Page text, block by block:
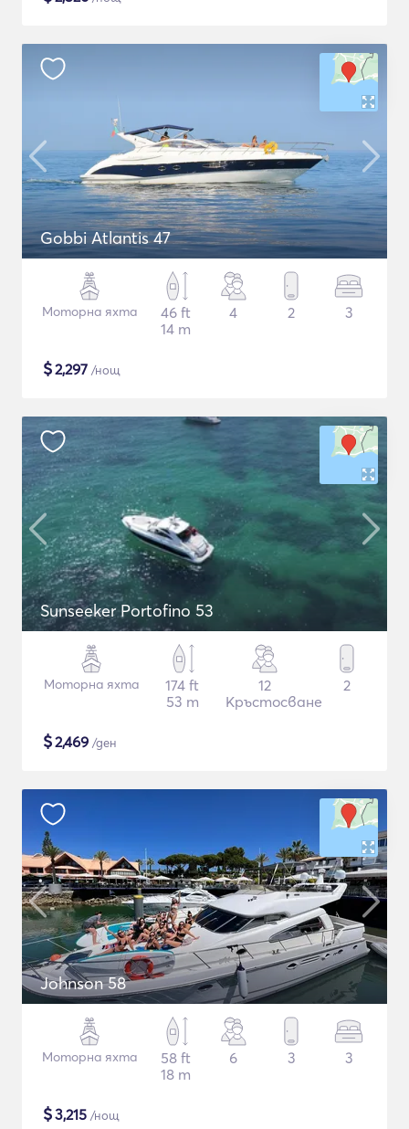
Gobbi Atlantis 47
Моторна яхта
46 ft
14 m
4 2 3
$2,297 /нощ
Sunseeker Portofino 53
Моторна яхта
174 ft
53 m
12
Кръстосване
2
$2,469 /ден
Johnson 58
Моторна яхта
58 ft
18 m
6 3 3
$3,215 /нощ